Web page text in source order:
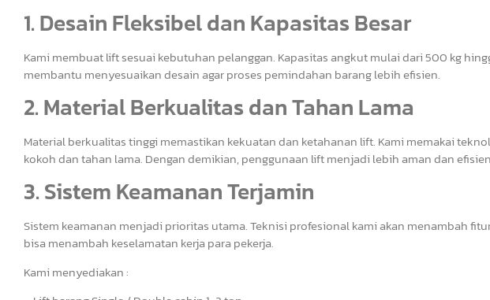
1. Desain Fleksibel dan Kapasitas Besar
Kami membuat lift sesuai kebutuhan pelanggan. Kapasitas angkut mulai dari 500 kg
membantu menyesuaikan desain agar proses pemindahan barang lebih efisien.
2. Material Berkualitas dan Tahan Lama
Material berkualitas tinggi memastikan kekuatan dan ketahanan lift. Kami memakai
kokoh dan tahan lama. Dengan demikian, penggunaan lift menjadi lebih aman dan
3. Sistem Keamanan Terjamin
Sistem keamanan menjadi prioritas utama. Teknisi profesional kami akan menambah
bisa menambah keselamatan kerja para pekerja.
Kami menyediakan :